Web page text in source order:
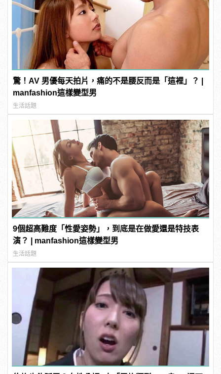
驚！AV 男優每天拍片，痛的不是腰反而是「這裡」？ |
manfashion這樣變型男
生活話題
9個超高難度「性愛姿勢」，到底是在做愛還是特技表
演？ | manfashion這樣變型男
生活話題